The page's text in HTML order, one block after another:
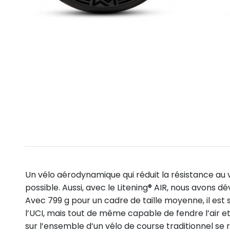
Un vélo aérodynamique qui réduit la résistance
possible. Aussi, avec le Litening® AIR, nous
Avec 799 g pour un cadre de taille moyenne, il
l’UCI, mais tout de même capable de fendre l’air
sur l’ensemble d’un vélo de course traditionnel